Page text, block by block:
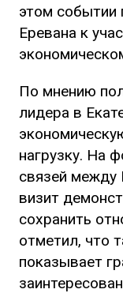
этом событии
Еревана к
По мнению
лидера в
нагрузку. На
связей между
визит
сохранить
отметил, что
показывает